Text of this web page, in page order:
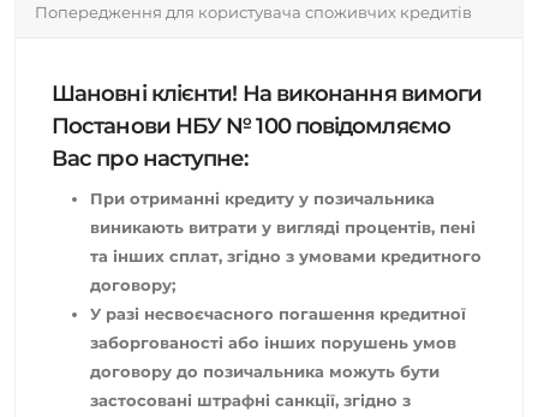
Попередження для користувача споживчих кредитів
Шановні клієнти! На виконання вимоги
Постанови НБУ № 100 повідомляємо
Вас про наступне:
При отриманні кредиту у позичальника
виникають витрати у вигляді процентів, пені
та інших сплат, згідно з умовами кредитного
договору;
У разі несвоєчасного погашення кредитної
заборгованості або інших порушень умов
договору до позичальника можуть бути
застосовані штрафні санкції, згідно з